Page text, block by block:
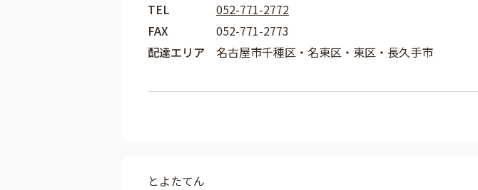
TEL
052-771-2772
FAX
052-771-2773
配達エリア
名古屋市千種区・名東区・東区・長久手市
とよたてん